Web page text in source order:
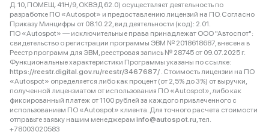
Д. 10, ПОМЕЩ. 41Н/9, ОКВЭД 62.0) осуществляет деятельность по
разработке ПО «Autospot» и предоставлению лицензий на ПО. Согласно
Приказу Минцифры от 08.10.22, вид деятельности (код): 2.01.
ПО «Autospot» — исключительные права принадлежат ООО "Автоспот":
свидетельство о регистрации программы ЭВМ № 2018618687, внесена в
Реестр программ для ЭВМ, реестровая запись № 28745 от 09.07.2025 г.
Функциональные характеристики Программы указаны по ссылке:
https://reestr.digital.gov.ru/reestr/3467687/ . Стоимость лицензии на ПО
«Autospot» определяется либо как процент (от 2,5% до 3%) от выручки,
полученной лицензиатом от использования ПО «Autospot», либо как
фиксированный платеж от 1100 рублей за каждого привлеченного с
использованием ПО «Autospot» клиента. Для точного расчета стоимости
отправьте заявку нашим менеджерам info@autospot.ru, тел.
+78003020583